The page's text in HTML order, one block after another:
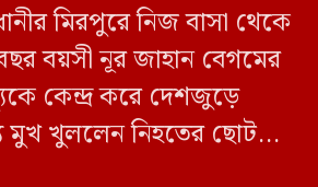
মিরপুরে নিজ বাসা থেকে
বয়সী নূর জাহান বেগমের
কেন্দ্র করে দেশজুড়ে
খুললেন নিহতের ছোট